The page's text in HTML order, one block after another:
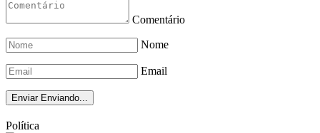
Comentário
Nome
Email
Enviar Enviando...
Política